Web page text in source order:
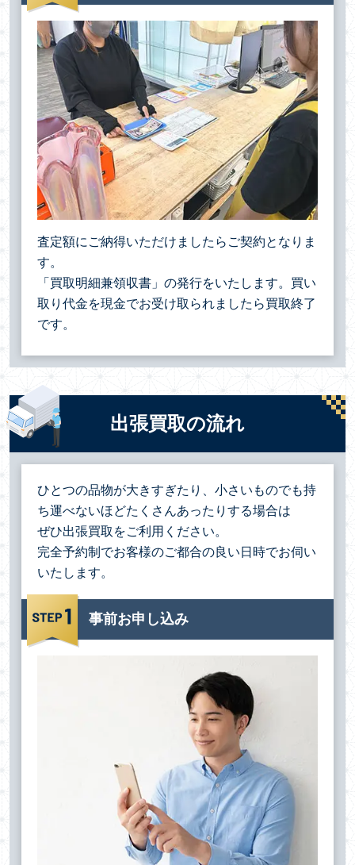
査定額にご納得いただけましたらご契約となりま
す。
「買取明細兼領収書」の発行をいたします。買い
取り代金を現金でお受け取られましたら買取終了
です。
出張買取の流れ
ひとつの品物が大きすぎたり、小さいものでも持
ち運べないほどたくさんあったりする場合は
ぜひ出張買取をご利用ください。
完全予約制でお客様のご都合の良い日時でお伺い
いたします。
事前お申し込み